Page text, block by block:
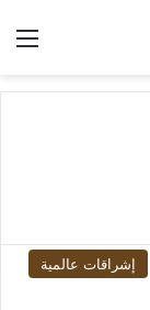
إشراقات عالمية